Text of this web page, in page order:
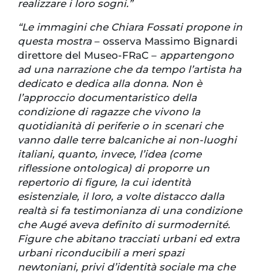
realizzare i loro sogni.”
“Le immagini che Chiara Fossati propone in
questa mostra – osserva Massimo Bignardi
direttore del Museo-FRaC – appartengono
ad una narrazione che da tempo l’artista ha
dedicato e dedica alla donna. Non è
l’approccio documentaristico della
condizione di ragazze che vivono la
quotidianità di periferie o in scenari che
vanno dalle terre balcaniche ai non-luoghi
italiani, quanto, invece, l’idea (come
riflessione ontologica) di proporre un
repertorio di figure, la cui identità
esistenziale, il loro, a volte distacco dalla
realtà si fa testimonianza di una condizione
che Augé aveva definito di surmodernité.
Figure che abitano tracciati urbani ed extra
urbani riconducibili a meri spazi
newtoniani, privi d’identità sociale ma che